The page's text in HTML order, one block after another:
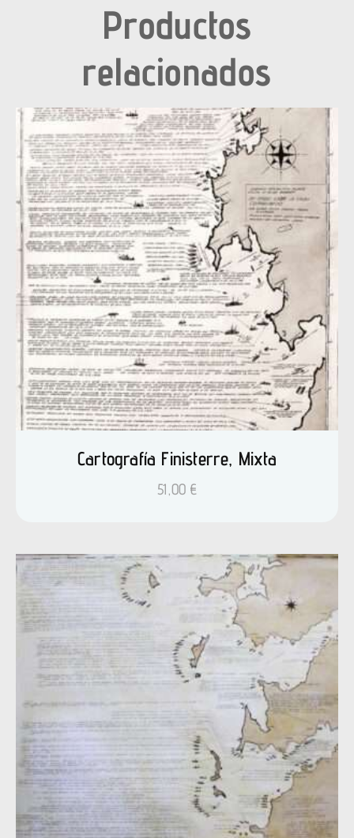
Productos
relacionados
Cartografía Finisterre, Mixta
51,00 €